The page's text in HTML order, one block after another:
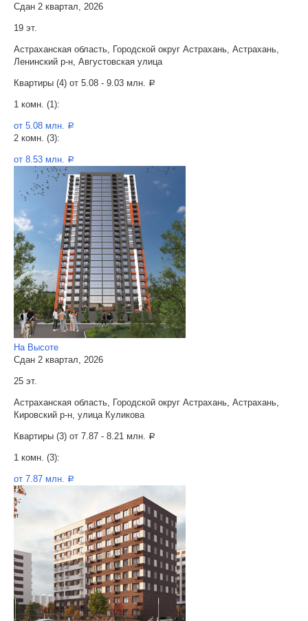
Сдан 2 квартал, 2026
19 эт.
Астраханская область, Городской округ Астрахань, Астрахань,
Ленинский р-н, Августовская улица
Квартиры (4) от 5.08 - 9.03 млн. a
1 комн. (1):
от 5.08 млн. a
2 комн. (3):
от 8.53 млн. a
На Высоте
Сдан 2 квартал, 2026
25 эт.
Астраханская область, Городской округ Астрахань, Астрахань,
Кировский р-н, улица Куликова
Квартиры (3) от 7.87 - 8.21 млн. a
1 комн. (3):
от 7.87 млн. a